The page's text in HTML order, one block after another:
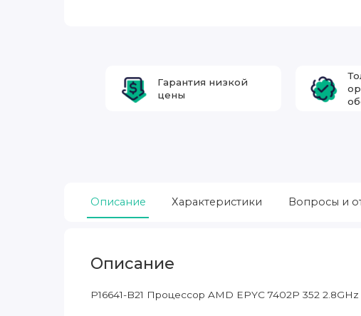
Гарантия низкой
цены
Описание Характеристики Вопросы и
Описание
P16641-B21 Процессор AMD EPYC 7402P 352 2.8GHz